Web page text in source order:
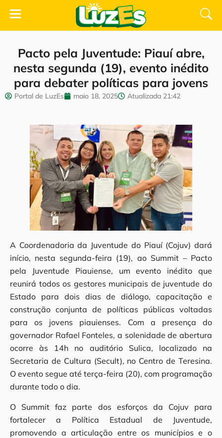
Pacto pela Juventude: Piauí abre,
nesta segunda (19), evento inédito
para debater políticas para jovens
Portal de LuzEs maio 18, 2025 Atualizada 21:42
A Coordenadoria da Juventude do Piauí (Cojuv) dará
início, nesta segunda-feira (19), ao Summit – Pacto
pela Juventude Piauiense, um evento inédito que
reunirá todos os gestores municipais de juventude do
Estado para dois dias de diálogo, capacitação e
construção conjunta de políticas públicas voltadas
para os jovens piauienses. Com a presença do
governador Rafael Fonteles, a solenidade de abertura
ocorre às 14h no auditório Sulica, localizado na
Secretaria de Cultura (Secult), no Centro de Teresina.
O evento segue até terça-feira (20), com programação
durante todo o dia.
O Summit faz parte dos esforços da Cojuv para
fortalecer a Política Estadual de Juventude,
promovendo a articulação entre os municípios e o